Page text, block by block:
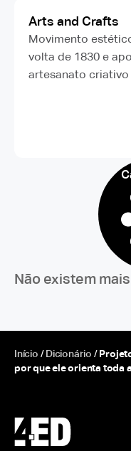
Arts and Crafts
Movimento
volta de 1830 e
artesanato criativo
Não existem
Início /Dicionário /
por que ele orienta toda